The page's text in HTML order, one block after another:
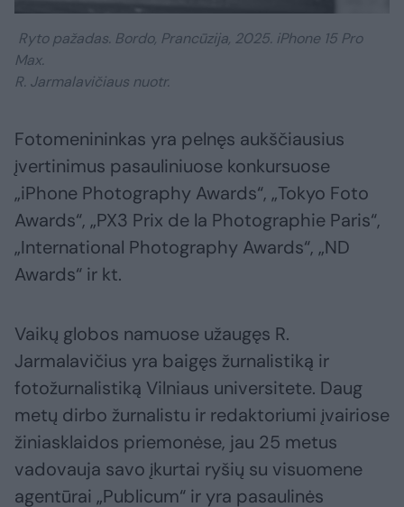
Ryto pažadas. Bordo, Prancūzija, 2025. iPhone 15 Pro
Max.
R. Jarmalavičiaus nuotr.
Fotomenininkas yra pelnęs aukščiausius
įvertinimus pasauliniuose konkursuose
„iPhone Photography Awards“, „Tokyo Foto
Awards“, „PX3 Prix de la Photographie Paris“,
„International Photography Awards“, „ND
Awards“ ir kt.
Vaikų globos namuose užaugęs R.
Jarmalavičius yra baigęs žurnalistiką ir
fotožurnalistiką Vilniaus universitete. Daug
metų dirbo žurnalistu ir redaktoriumi įvairiose
žiniasklaidos priemonėse, jau 25 metus
vadovauja savo įkurtai ryšių su visuomene
agentūrai „Publicum“ ir yra pasaulinės